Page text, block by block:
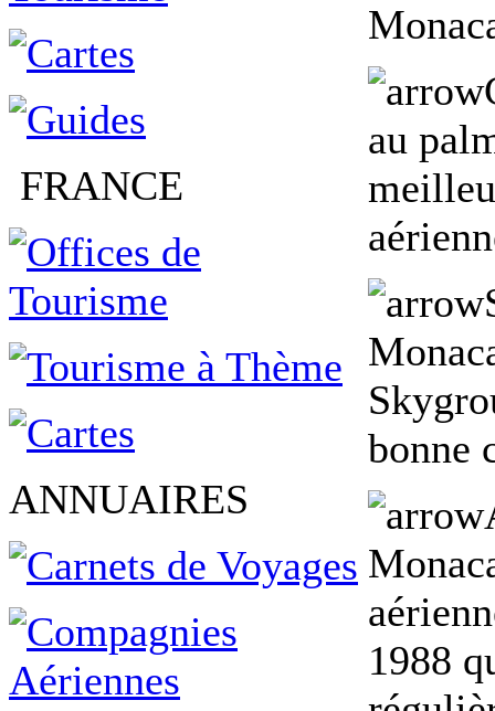
FRANCE
ANNUAIRES
au
bonne
1988